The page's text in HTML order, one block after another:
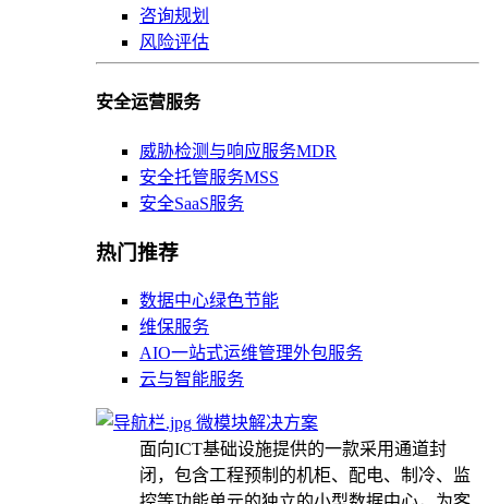
咨询规划
风险评估
安全运营服务
威胁检测与响应服务MDR
安全托管服务MSS
安全SaaS服务
热门推荐
数据中心绿色节能
维保服务
AIO一站式运维管理外包服务
云与智能服务
微模块解决方案
面向ICT基础设施提供的一款采用通道封
闭，包含工程预制的机柜、配电、制冷、监